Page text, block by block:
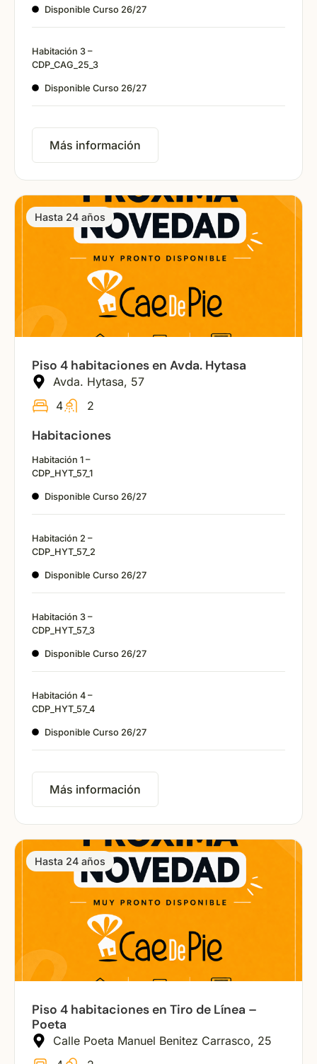
Disponible Curso 26/27
Habitación 3 –
CDP_CAG_25_3
Disponible Curso 26/27
Más información
Hasta 24 años
Piso 4 habitaciones en Avda. Hytasa
Avda. Hytasa, 57
4
2
Habitaciones
Habitación 1 –
CDP_HYT_57_1
Disponible Curso 26/27
Habitación 2 –
CDP_HYT_57_2
Disponible Curso 26/27
Habitación 3 –
CDP_HYT_57_3
Disponible Curso 26/27
Habitación 4 –
CDP_HYT_57_4
Disponible Curso 26/27
Más información
Hasta 24 años
Piso 4 habitaciones en Tiro de Línea –
Poeta
Calle Poeta Manuel Benitez Carrasco, 25